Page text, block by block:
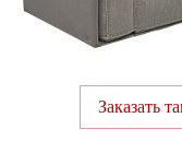
Заказать